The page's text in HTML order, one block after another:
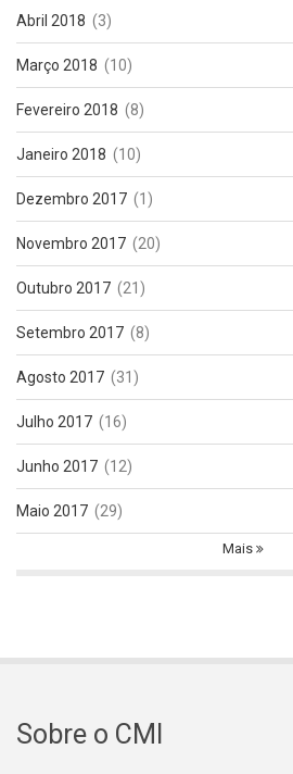
Abril 2018 (3)
Março 2018 (10)
Fevereiro 2018 (8)
Janeiro 2018 (10)
Dezembro 2017 (1)
Novembro 2017 (20)
Outubro 2017 (21)
Setembro 2017 (8)
Agosto 2017 (31)
Julho 2017 (16)
Junho 2017 (12)
Maio 2017 (29)
Mais
Sobre o CMI